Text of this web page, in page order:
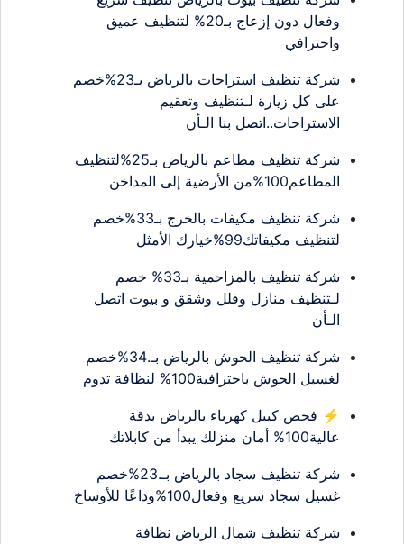
وفعال دون إزعاج بـ20% لتنظيف عميق
واحترافي
شركة تنظيف استراحات بالرياض بـ23%خصم
على كل زيارة لـتنظيف وتعقيم
الاستراحات..اتصل بنا الـأن
شركة تنظيف مطاعم بالرياض بـ25%لتنظيف
المطاعم100%من الأرضية إلى المداخن
شركة تنظيف مكيفات بالخرج بـ33%خصم
لتنظيف مكيفاتك99%خيارك الأمثل
شركة تنظيف بالمزاحمية بـ33% خصم
لـتنظيف منازل وفلل وشقق و بيوت اتصل
الـأن
شركة تنظيف الحوش بالرياض بـ.34%خصم
لغسيل الحوش باحترافية100% لنظافة تدوم
⚡ فحص كيبل كهرباء بالرياض بدقة
عالية100% أمان منزلك يبدأ من كابلاتك
شركة تنظيف سجاد بالرياض بـ.23%خصم
غسيل سجاد سريع وفعال100%وداعًا للأوساخ
شركة تنظيف شمال الرياض نظافة